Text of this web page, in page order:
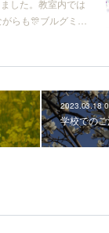
した。教室内では
がらも🎊ブルグミ…
2023.03.18
学校での